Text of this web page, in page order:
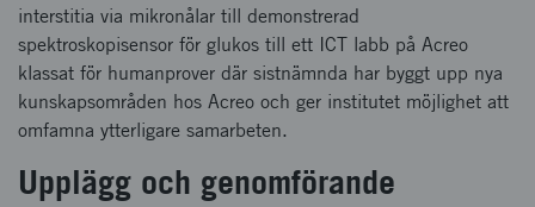
interstitia via mikronålar till demonstrerad
spektroskopisensor för glukos till ett ICT labb på Acreo
klassat för humanprover där sistnämnda har byggt upp nya
kunskapsområden hos Acreo och ger institutet möjlighet att
omfamna ytterligare samarbeten.
Upplägg och genomförande